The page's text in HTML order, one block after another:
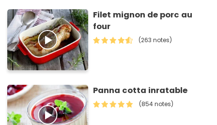
Filet mignon de porc au
four
(263 notes)
Panna cotta inratable
(854 notes)